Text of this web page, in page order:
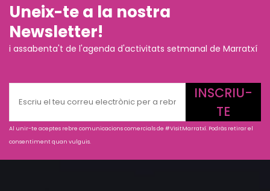
Uneix-te a la nostra
Newsletter!
i assabenta't de l'agenda d'activitats setmanal de Marratxí
INSCRIU-
TE
Al unir-te aceptes rebre comunicacions comercials de #VisitMarratxí. Podràs retirar el
consentiment quan vulguis.